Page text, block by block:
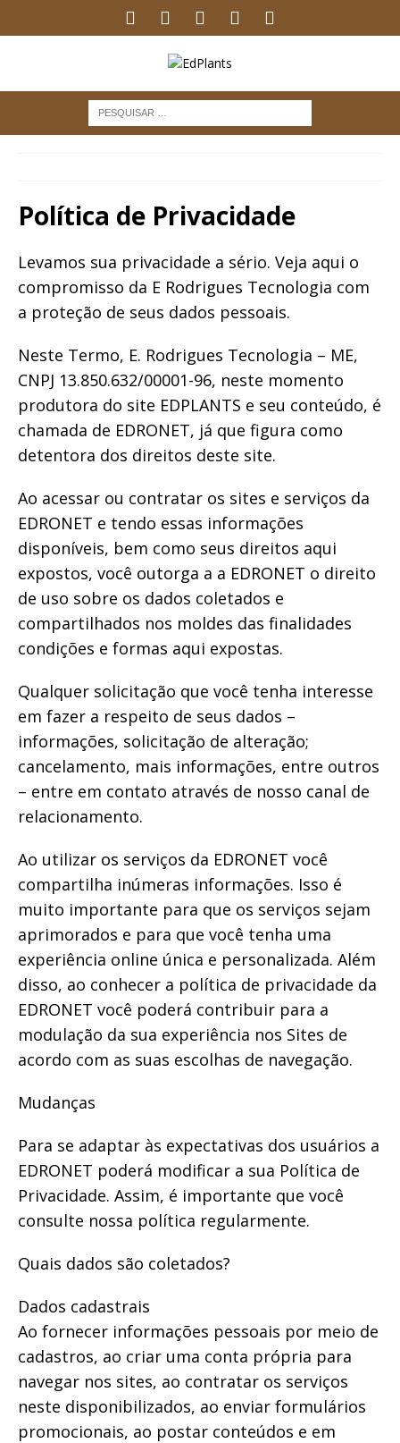
Política de Privacidade
Levamos sua privacidade a sério. Veja aqui o
compromisso da E Rodrigues Tecnologia com
a proteção de seus dados pessoais.
Neste Termo, E. Rodrigues Tecnologia – ME,
CNPJ 13.850.632/00001-96, neste momento
produtora do site EDPLANTS e seu conteúdo, é
chamada de EDRONET, já que figura como
detentora dos direitos deste site.
Ao acessar ou contratar os sites e serviços da
EDRONET e tendo essas informações
disponíveis, bem como seus direitos aqui
expostos, você outorga a a EDRONET o direito
de uso sobre os dados coletados e
compartilhados nos moldes das finalidades
condições e formas aqui expostas.
Qualquer solicitação que você tenha interesse
em fazer a respeito de seus dados –
informações, solicitação de alteração;
cancelamento, mais informações, entre outros
– entre em contato através de nosso canal de
relacionamento.
Ao utilizar os serviços da EDRONET você
compartilha inúmeras informações. Isso é
muito importante para que os serviços sejam
aprimorados e para que você tenha uma
experiência online única e personalizada. Além
disso, ao conhecer a política de privacidade da
EDRONET você poderá contribuir para a
modulação da sua experiência nos Sites de
acordo com as suas escolhas de navegação.
Mudanças
Para se adaptar às expectativas dos usuários a
EDRONET poderá modificar a sua Política de
Privacidade. Assim, é importante que você
consulte nossa política regularmente.
Quais dados são coletados?
Dados cadastrais
Ao fornecer informações pessoais por meio de
cadastros, ao criar uma conta própria para
navegar nos sites, ao contratar os serviços
neste disponibilizados, ao enviar formulários
promocionais, ao postar conteúdos e em